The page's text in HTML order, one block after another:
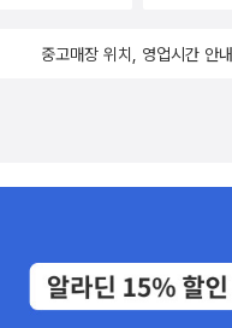
중고매장 위치, 영업시간 안내